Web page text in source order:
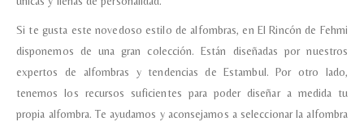
Si te gusta este novedoso estilo de alfombras, en El Rincón de Fehmi
disponemos de una gran colección. Están diseñadas por nuestros
expertos de alfombras y tendencias de Estambul. Por otro lado,
tenemos los recursos suficientes para poder diseñar a medida tu
propia alfombra. Te ayudamos y aconsejamos a seleccionar la alfombra
Nombre y apellido